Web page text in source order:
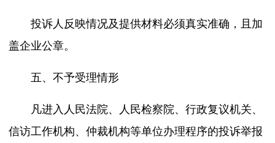
投诉人反映情况及提供材料必须真实准确，且加
盖企业公章。
五、不予受理情形
凡进入人民法院、人民检察院、行政复议机关、
信访工作机构、仲裁机构等单位办理程序的投诉举报